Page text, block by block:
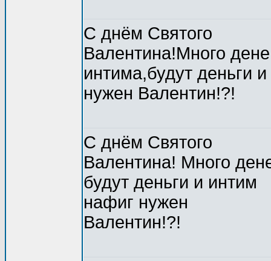
С днём Святого
Валентина!Много
интима,будут деньги
нужен Валентин!?!
С днём Святого
Валентина! Много
будут деньги и интим
нафиг нужен
Валентин!?!